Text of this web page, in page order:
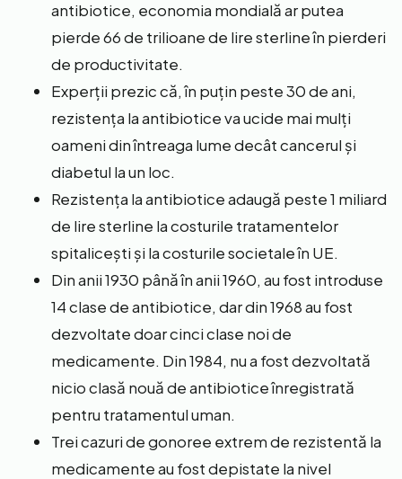
antibiotice, economia mondială ar putea
pierde 66 de trilioane de lire sterline în pierderi
de productivitate.
Experții prezic că, în puțin peste 30 de ani,
rezistența la antibiotice va ucide mai mulți
oameni din întreaga lume decât cancerul și
diabetul la un loc.
Rezistența la antibiotice adaugă peste 1 miliard
de lire sterline la costurile tratamentelor
spitalicești și la costurile societale în UE.
Din anii 1930 până în anii 1960, au fost introduse
14 clase de antibiotice, dar din 1968 au fost
dezvoltate doar cinci clase noi de
medicamente. Din 1984, nu a fost dezvoltată
nicio clasă nouă de antibiotice înregistrată
pentru tratamentul uman.
Trei cazuri de gonoree extrem de rezistentă la
medicamente au fost depistate la nivel